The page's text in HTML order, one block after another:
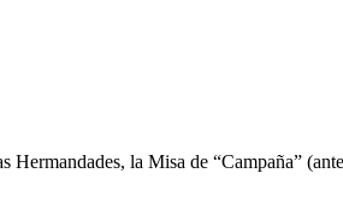
Hermandades, la Misa de “Campaña”